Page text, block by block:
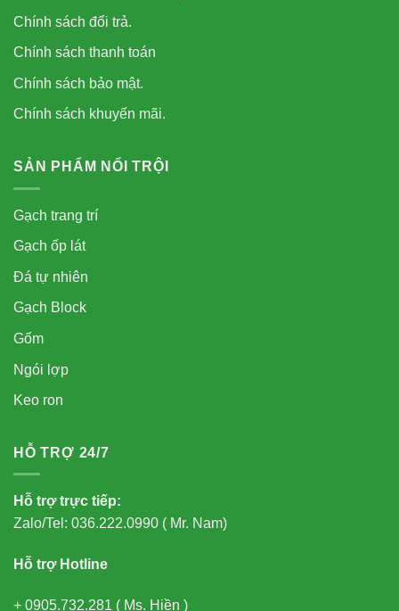
Chính sách đổi trả.
Chính sách thanh toán
Chính sách bảo mật.
Chính sách khuyến mãi.
SẢN PHẨM NỔI TRỘI
Gạch trang trí
Gạch ốp lát
Đá tự nhiên
Gạch Block
Gốm
Ngói lợp
Keo ron
HỖ TRỢ 24/7
Hỗ trợ trực tiếp:
Zalo/Tel: 036.222.0990 ( Mr. Nam)
Hỗ trợ Hotline
+ 0905.732.281 ( Ms. Hiền )